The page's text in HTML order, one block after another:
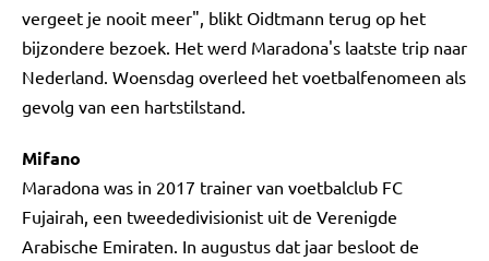
vergeet je nooit meer", blikt Oidtmann terug op het
bijzondere bezoek. Het werd Maradona's laatste trip naar
Nederland. Woensdag overleed het voetbalfenomeen als
gevolg van een hartstilstand.
Mifano
Maradona was in 2017 trainer van voetbalclub FC
Fujairah, een tweededivisionist uit de Verenigde
Arabische Emiraten. In augustus dat jaar besloot de